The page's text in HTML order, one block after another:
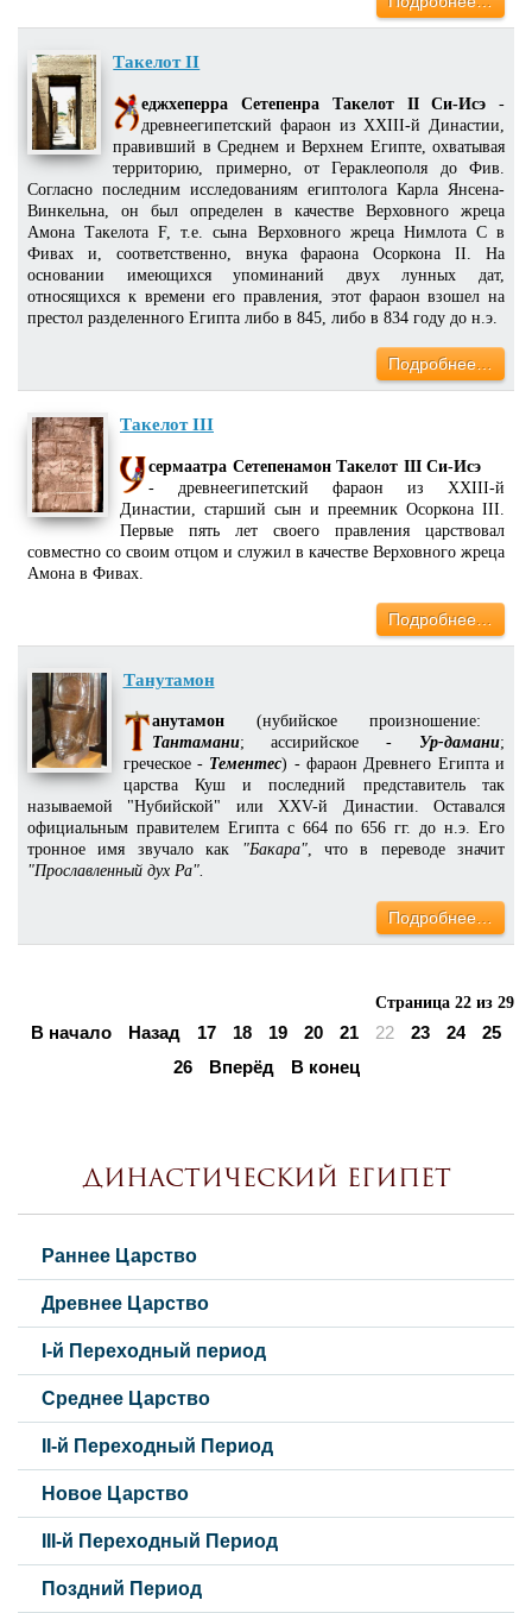
Такелот II
еджхеперра Сетепенра Такелот II Си-Исэ -
древнеегипетский фараон из XXIII-й Династии,
правивший в Среднем и Верхнем Египте, охватывая
территорию, примерно, от Гераклеополя до Фив.
Согласно последним исследованиям египтолога Карла Янсена-
Винкельна, он был определен в качестве Верховного жреца
Амона Такелота F, т.е. сына Верховного жреца Нимлота С в
Фивах и, соответственно, внука фараона Осоркона II. На
основании имеющихся упоминаний двух лунных дат,
относящихся к времени его правления, этот фараон взошел на
престол разделенного Египта либо в 845, либо в 834 году до н.э.
Подробнее…
Такелот III
сермаатра Сетепенамон Такелот III Си-Исэ
- древнеегипетский фараон из XXIII-й
Династии, старший сын и преемник Осоркона III.
Первые пять лет своего правления царствовал
совместно со своим отцом и служил в качестве Верховного жреца
Амона в Фивах.
Подробнее…
Танутамон
анутамон(нубийское произношение:
Тантамани; ассирийское - Ур-дамани;
греческое - Тементес) - фараон Древнего Египта и
царства Куш и последний представитель так
называемой "Нубийской" или XXV-й Династии. Оставался
официальным правителем Египта с 664 по 656 гг. до н.э. Его
тронное имя звучало как "Бакара", что в переводе значит
"Прославленный дух Ра".
Подробнее…
Страница 22 из 29
В начало Назад 17 18 19 20 21 22 23 24
25
26
Вперёд В конец
Династический Египет
Раннее Царство
Древнее Царство
I-й Переходный период
Среднее Царство
II-й Переходный Период
Новое Царство
III-й Переходный Период
Поздний Период